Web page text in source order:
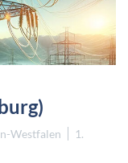
Westfalen
1.